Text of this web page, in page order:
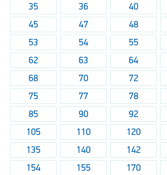
35
36 40
45
47 48
53
54 55
62
63 64
68
70 72
75
77 78
85
90 92
105
110 120
135
140 142
154
155 170